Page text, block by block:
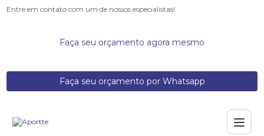
Entre em contato com um de nossos especialistas!
Faça seu orçamento agora mesmo
Faça seu orçamento por Whatsapp